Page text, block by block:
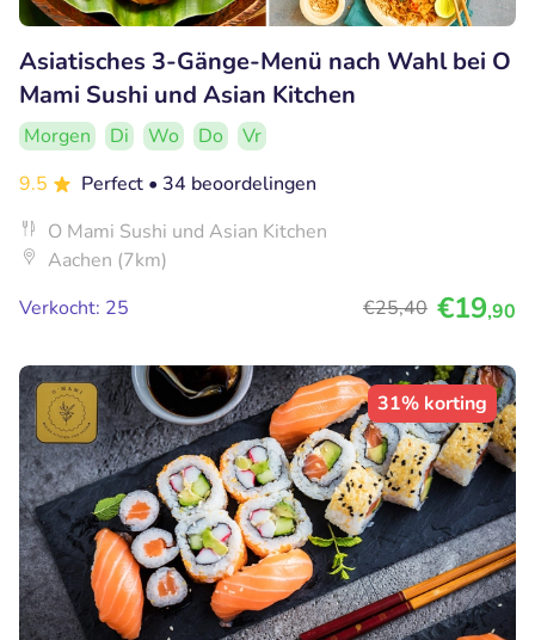
Asiatisches 3-Gänge-Menü nach Wahl bei O
Mami Sushi und Asian Kitchen
Morgen Di Wo Do
Vr
9.5
Perfect • 34 beoordelingen
O Mami Sushi und Asian Kitchen
Aachen (7km)
Verkocht: 25
€25,40 €19,90
31% korting